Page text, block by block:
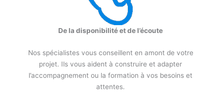
De la disponibilité et de l’écoute
Nos spécialistes vous conseillent en amont de votre
projet. Ils vous aident à construire et adapter
l’accompagnement ou la formation à vos besoins et
attentes.